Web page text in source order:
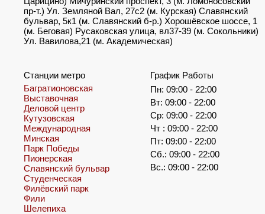
пр-т.) Ул. Земляной Вал, 27с2 (м. Курская) Славянский
бульвар, 5к1 (м. Славянский б-р.) Хорошёвское шоссе, 1
(м. Беговая) Русаковская улица, вл37-39 (м. Сокольники)
Ул. Вавилова,21 (м. Академическая)
Станции метро
Багратионовская
Выставочная
Деловой центр
Кутузовская
Международная
Минская
Парк Победы
Пионерская
Славянский бульвар
Студенческая
Филёвский парк
Фили
Шелепиха
График Работы
Пн: 09:00 - 22:00
Вт: 09:00 - 22:00
Ср: 09:00 - 22:00
Чт : 09:00 - 22:00
Пт: 09:00 - 22:00
Сб.: 09:00 - 22:00
Вс.: 09:00 - 22:00